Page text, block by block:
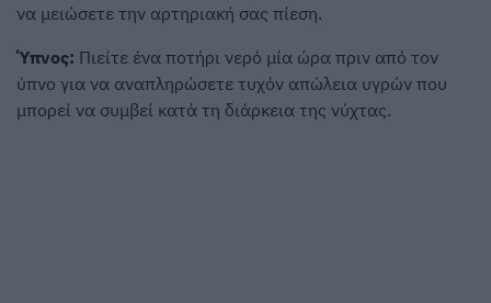
να μειώσετε την αρτηριακή σας πίεση.
Ύπνος: Πιείτε ένα ποτήρι νερό μία ώρα πριν από τον
ύπνο για να αναπληρώσετε τυχόν απώλεια υγρών που
μπορεί να συμβεί κατά τη διάρκεια της νύχτας.